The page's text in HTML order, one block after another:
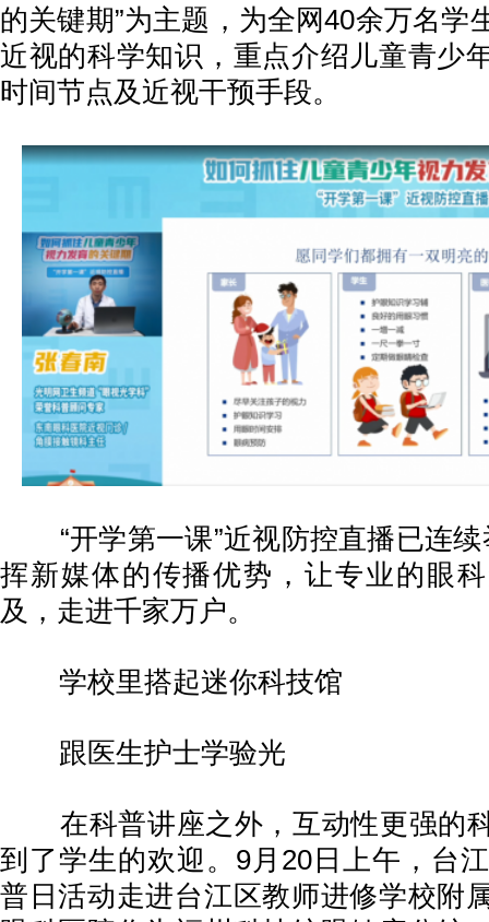
的关键期”为主题，为全网40余万名学
近视的科学知识，重点介绍儿童青少
时间节点及近视干预手段。
“开学第一课”近视防控直播已连续
挥新媒体的传播优势，让专业的眼
及，走进千家万户。
学校里搭起迷你科技馆
跟医生护士学验光
在科普讲座之外，互动性更强的
到了学生的欢迎。9月20日上午，台
普日活动走进台江区教师进修学校附